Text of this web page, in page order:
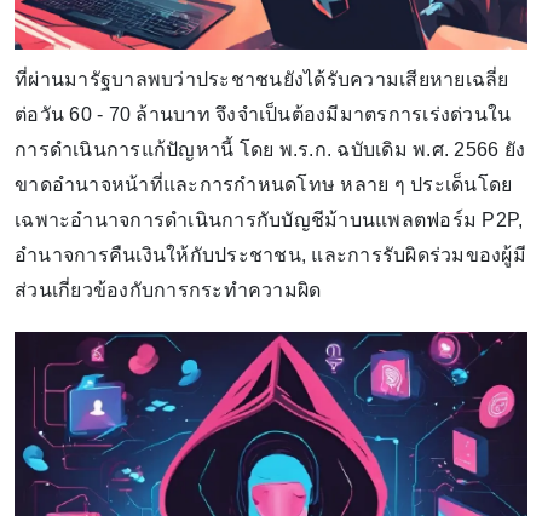
ที่ผ่านมารัฐบาลพบว่าประชาชนยังได้รับความเสียหายเฉลี่ย
ต่อวัน 60 - 70 ล้านบาท จึงจำเป็นต้องมีมาตรการเร่งด่วนใน
การดำเนินการแก้ปัญหานี้ โดย พ.ร.ก. ฉบับเดิม พ.ศ. 2566 ยัง
ขาดอำนาจหน้าที่และการกำหนดโทษ หลาย ๆ ประเด็นโดย
เฉพาะอำนาจการดำเนินการกับบัญชีม้าบนแพลตฟอร์ม P2P,
อำนาจการคืนเงินให้กับประชาชน, และการรับผิดร่วมของผู้มี
ส่วนเกี่ยวข้องกับการกระทำความผิด